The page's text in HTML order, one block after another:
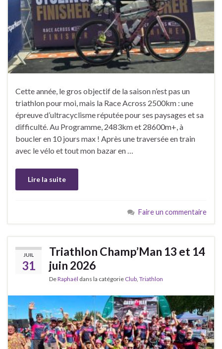
Cette année, le gros objectif de la saison n’est pas un
triathlon pour moi, mais la Race Across 2500km : une
épreuve d’ultracyclisme réputée pour ses paysages et sa
difficulté. Au Programme, 2483km et 28600m+, à
boucler en 10 jours max ! Après une traversée en train
avec le vélo et tout mon bazar en …
Lire la suite
Faire un commentaire
JUIL
31
Triathlon Champ’Man 13 et 14
juin 2026
DeRaphaël dans la catégorie Club, Triathlon